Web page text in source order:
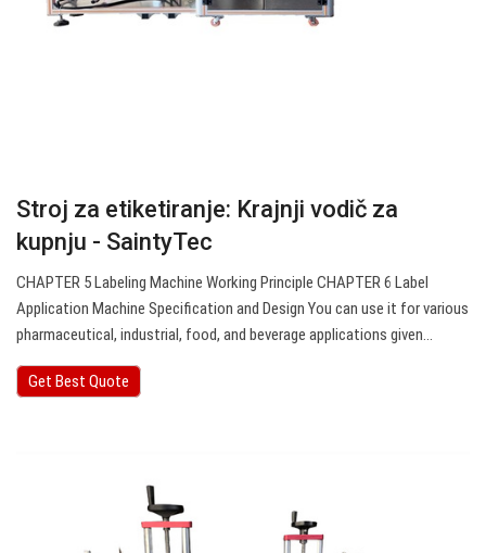
Stroj za etiketiranje: Krajnji vodič za
kupnju - SaintyTec
CHAPTER 5 Labeling Machine Working Principle CHAPTER 6 Label
Application Machine Specification and Design You can use it for various
pharmaceutical, industrial, food, and beverage applications given…
Get Best Quote